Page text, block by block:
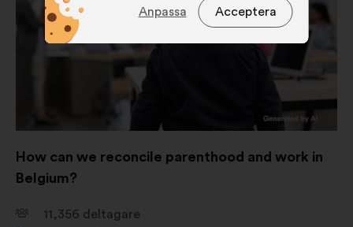
How can we reconcile parenthood and work in
Belgium?
11,356 deltagare
förbättrar din upplevelse när du
Statistik:
cookies som förbättrar
vår analys av medborgarsamråden
Sociala medier:cookies som
medier
Acceptera
Anpassa